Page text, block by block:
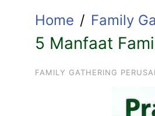
Home Family
5 Manfaat
FAMILY GATHERING